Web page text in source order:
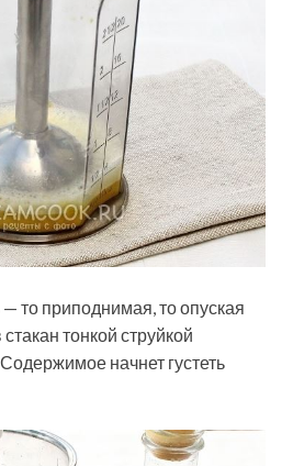
то приподнимая, то опуская
тонкой струйкой
начнет густеть